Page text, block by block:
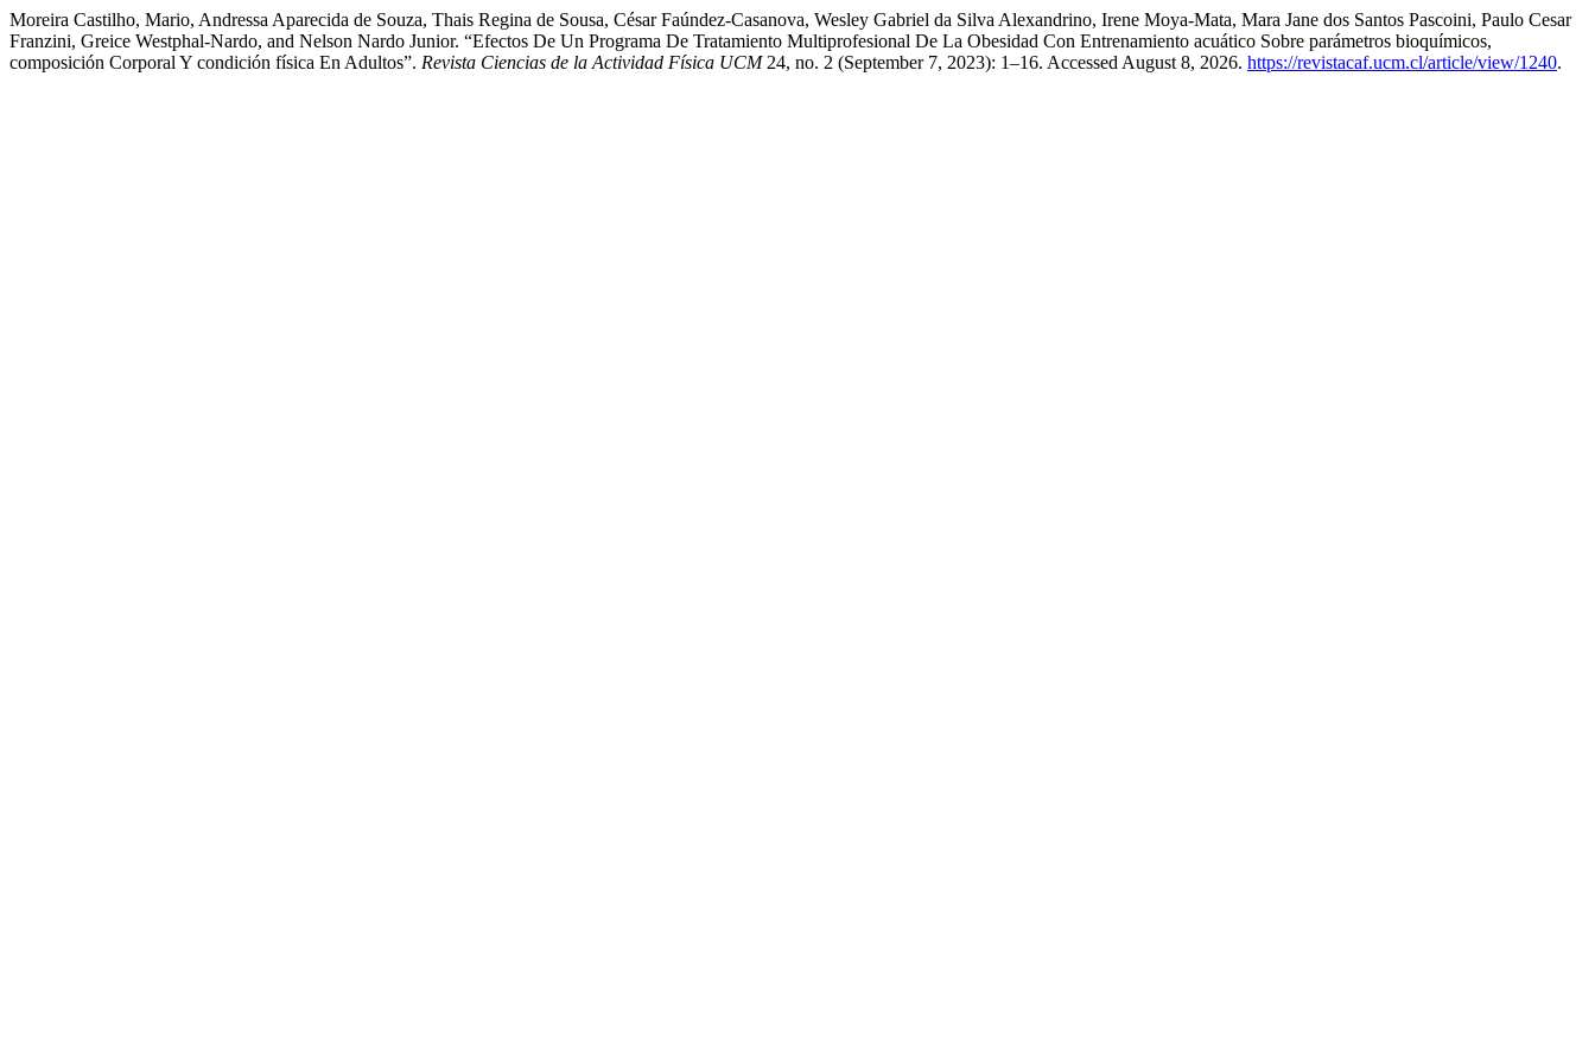
Moreira Castilho, Mario, Andressa Aparecida de Souza, Thais Regina de Sousa, César Faúndez-Casanova, Wesley Gabriel da Silva Alexandrino, Irene Moya-Mata, Mara Jane dos Santos Pascoini, Paulo Cesar
Franzini, Greice Westphal-Nardo, and Nelson Nardo Junior. “Efectos De Un Programa De Tratamiento Multiprofesional De La Obesidad Con Entrenamiento acuático Sobre parámetros bioquímicos,
composición Corporal Y condición física En Adultos”. Revista Ciencias de la Actividad Física UCM24, no. 2 (September 7, 2023): 1–16. Accessed August 8, 2026. https://revistacaf.ucm.cl/article/view/1240.